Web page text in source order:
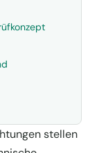
stellen